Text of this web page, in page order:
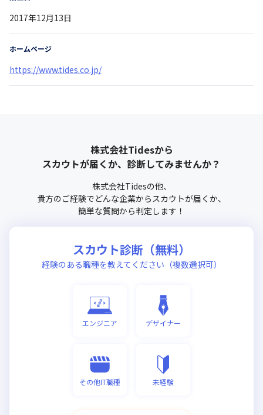
2017年12月13日
ホームページ
https://www.tides.co.jp/
株式会社Tidesから
スカウトが届くか、診断してみませんか？
株式会社Tidesの他、
貴方のご経験でどんな企業からスカウトが届くか、
簡単な質問から判定します！
スカウト診断（無料）
経験のある職種を教えてください（複数選択可）
エンジニア デザイナー
その他IT職種 未経験